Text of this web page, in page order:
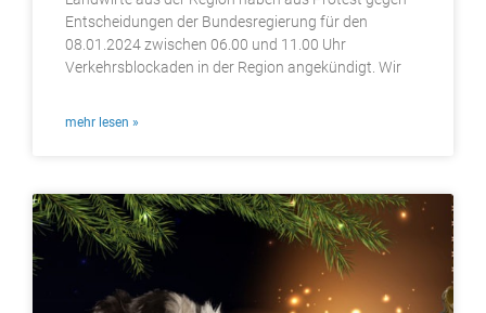
Entscheidungen der Bundesregierung für den
08.01.2024 zwischen 06.00 und 11.00 Uhr
Verkehrsblockaden in der Region angekündigt. Wir
mehr lesen »